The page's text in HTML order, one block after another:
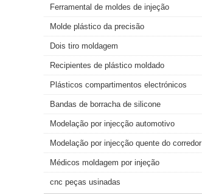
Ferramental de moldes de injeção
Molde plástico da precisão
Dois tiro moldagem
Recipientes de plástico moldado
Plásticos compartimentos electrónicos
Bandas de borracha de silicone
Modelação por injecção automotivo
Modelação por injecção quente do corredor
Médicos moldagem por injeção
cnc peças usinadas